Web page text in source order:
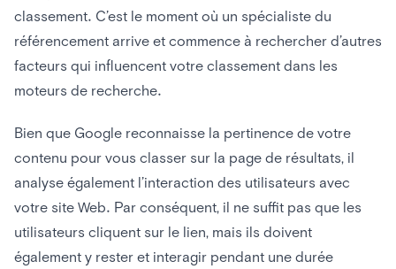
classement. C’est le moment où un spécialiste du
référencement arrive et commence à rechercher d’autres
facteurs qui influencent votre classement dans les
moteurs de recherche.
Bien que Google reconnaisse la pertinence de votre
contenu pour vous classer sur la page de résultats, il
analyse également l’interaction des utilisateurs avec
votre site Web. Par conséquent, il ne suffit pas que les
utilisateurs cliquent sur le lien, mais ils doivent
également y rester et interagir pendant une durée